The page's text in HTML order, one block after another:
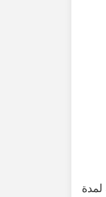
لمدة